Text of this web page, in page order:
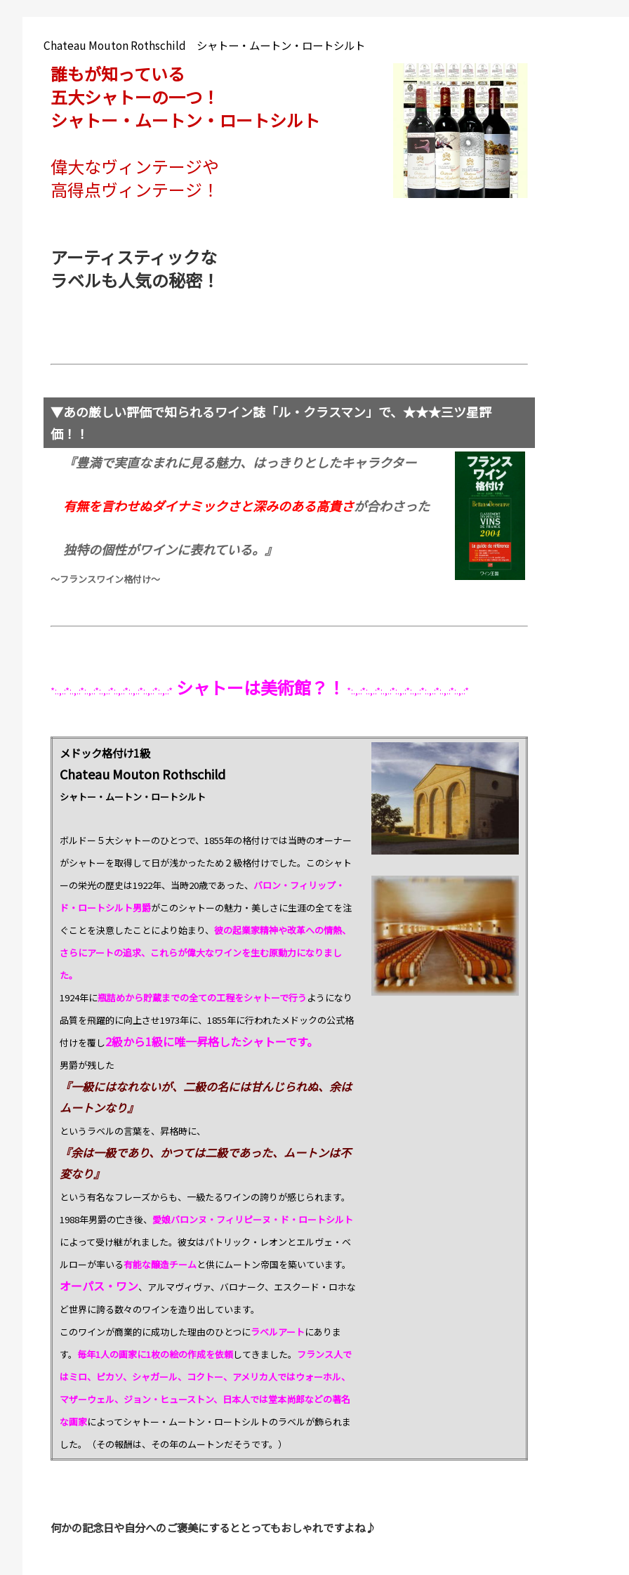
Chateau Mouton Rothschild シャトー・ムートン・ロートシルト
誰もが知っている
五大シャトーの一つ！
シャトー・ムートン・ロートシルト
偉大なヴィンテージや
高得点ヴィンテージ！
アーティスティックな
ラベルも人気の秘密！
▼あの厳しい評価で知られるワイン誌「ル・クラスマン」で、★★★三ツ星評
価！！
『豊満で実直なまれに見る魅力、はっきりとしたキャラクター
有無を言わせぬダイナミックさと深みのある高貴さが合わさった
独特の個性がワインに表れている。』
～フランスワイン格付け～
*:.,.:*:.,.:*:.,.:*:.,.:*:.,.:*:.,.:*:.,.:*:.,.:* シャトーは美術館？！ *:.,.:*:.,.:*:.,.:*:.,.:*:.,.:*:.,.:*:.,.:*:.,.:*
メドック格付け1級
Chateau Mouton Rothschild
シャトー・ムートン・ロートシルト
ボルドー５大シャトーのひとつで、1855年の格付けでは当時のオーナー
がシャトーを取得して日が浅かったため２級格付けでした。このシャト
ーの栄光の歴史は1922年、当時20歳であった、 バロン・フィリップ・
ド・ロートシルト男爵がこのシャトーの魅力・美しさに生涯の全てを注
ぐことを決意したことにより始まり、 彼の起業家精神や改革への情熱、
さらにアートの追求、これらが偉大なワインを生む原動力になりまし
た。
1924年に瓶詰めから貯蔵までの全ての工程をシャトーで行う ようになり
品質を飛躍的に向上させ1973年に、1855年に行われたメドックの公式格
付けを覆し2級から1級に唯一昇格したシャトーです。
男爵が残した
『一級にはなれないが、二級の名には甘んじられぬ、余は
ムートンなり』
というラベルの言葉を、昇格時に、
『余は一級であり、かつては二級であった、ムートンは不
変なり』
という有名なフレーズからも、一級たるワインの誇りが感じられます。
1988年男爵の亡き後、 愛娘バロンヌ・フィリピーヌ・ド・ロートシルト
によって受け継がれました。彼女はパトリック・レオンとエルヴェ・ベ
ルローが率いる有能な醸造チームと供にムートン帝国を築いています。
オーパス・ワン、アルマヴィヴァ、バロナーク、エスクード・ロホな
ど世界に誇る数々のワインを造り出しています。
このワインが商業的に成功した理由のひとつにラベルアートにありま
す。 毎年1人の画家に1枚の絵の作成を依頼してきました。 フランス人で
はミロ、ピカソ、シャガール、コクトー、アメリカ人ではウォーホル、
マザーウェル、ジョン・ヒューストン、日本人では堂本尚郎などの著名
な画家によってシャトー・ムートン・ロートシルトのラベルが飾られま
した。（その報酬は、その年のムートンだそうです。）
何かの記念日や自分へのご褒美にするととってもおしゃれですよね♪